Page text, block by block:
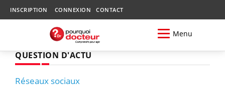
INSCRIPTION CONNEXION CONTACT
Menu
QUESTION D'ACTU
Réseaux sociaux